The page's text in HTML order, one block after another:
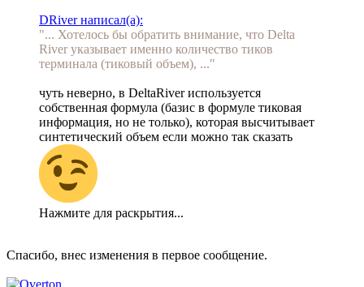
DRiver написал(а):
"... Хотелось бы обратить внимание, что Delta
River указывает именно количество тиков
терминала (тиковый объем), ..."
чуть неверно, в DeltaRiver используется
собственная формула (базис в формуле тиковая
информация, но не только), которая высчитывает
синтетический объем если можно так сказать
Нажмите для раскрытия...
Спасибо, внес изменения в первое сообщение.